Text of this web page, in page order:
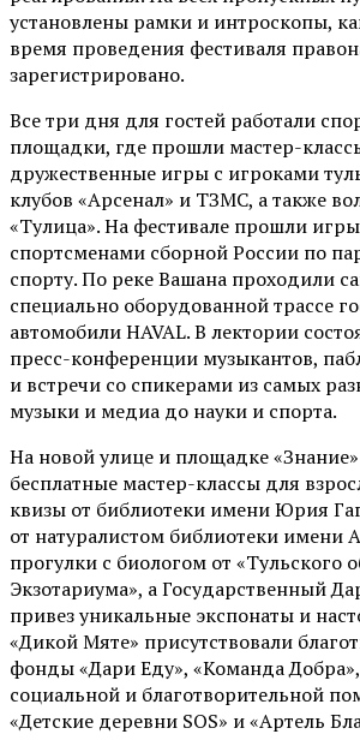
установлены рамки и интроскопы,
время проведения фестиваля
зарегистрировано.
Все три дня для гостей работали
площадки, где прошли мастер-
дружественные игры с игроками
клубов «Арсенал» и ТЗМС, а также
«Тулица». На фестивале прошли игры
спортсменами сборной России по
спорту. По реке Вашана проходили
специально оборудованной трассе
автомобили HAVAL. В лектории
пресс-конференции музыкантов,
и встречи со спикерами из самых
музыки и медиа до науки и спорта.
На новой улице и площадке
бесплатные мастер-классы для
квизы от библиотеки имени Юрия
от натуралистом библиотеки имени
прогулки с биологом от «Тульского
Экзотариума», а Государственный
привез уникальные экспонаты и
«Дикой Мяте» присутствовали
фонды «Дари Еду», «Команда
социальной и благотворительной
«Детские деревни SOS» и «Артель